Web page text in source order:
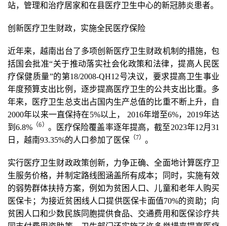
站，管理和治疗居家和在县医疗卫生中心的新冠肺炎患者。
创新医疗卫生财政，实施全民医疗保险
近年来，越南出台了多项创新医疗卫生财政机制的措施，包
括国会批准“关于推动落实社会化政策和法律，提高人民医
疗保健质量”的第18/2008-QH12号决议，要求提高卫生事业
年度预算支出比例，逐步提高医疗卫生的公共支出比重。多
年来，医疗卫生总支出占国内生产总值的比重不断上升，自
2000年以来一直保持在5%以上， 2016年增至6%，2019年达
到6.8% （6） 。医疗保险覆盖率逐年提高，截至2023年12月31
日，越南93.35%的人口参加了医保 （7） 。
实行医疗卫生财政政策创新，力争正确、全面地计算医疗卫
生服务价格，并制定路线图涵盖所有成本；同时，实施有效
的弱势群体扶持方案，例如为贫困人口、儿童和老年人购买
医保卡；为接近贫困线人口提供医保卡面值70%的资助；向
贫困人口和少数民族同胞提供食品、交通费用和医保诊疗共